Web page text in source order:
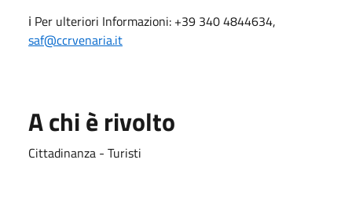
ℹ️ Per ulteriori Informazioni: +39 340 4844634,
saf@ccrvenaria.it
A chi è rivolto
Cittadinanza - Turisti